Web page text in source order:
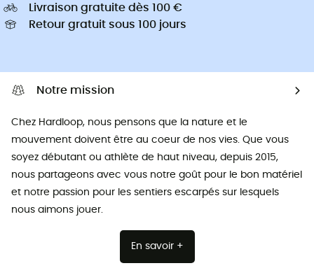
Livraison gratuite dès 100 €
Retour gratuit sous 100 jours
Notre mission
Chez Hardloop, nous pensons que la nature et le
mouvement doivent être au coeur de nos vies. Que vous
soyez débutant ou athlète de haut niveau, depuis 2015,
nous partageons avec vous notre goût pour le bon matériel
et notre passion pour les sentiers escarpés sur lesquels
nous aimons jouer.
En savoir +